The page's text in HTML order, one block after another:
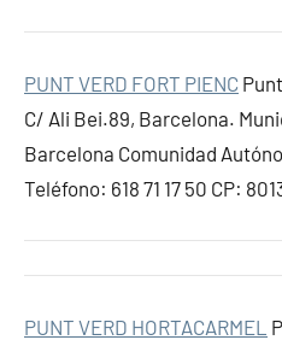
PUNT VERD FORT PIENC
C/ Ali Bei.89, Barcelona.
Barcelona Comunidad
Teléfono: 618 71 17 50 CP:
PUNT VERD HORTACARMEL